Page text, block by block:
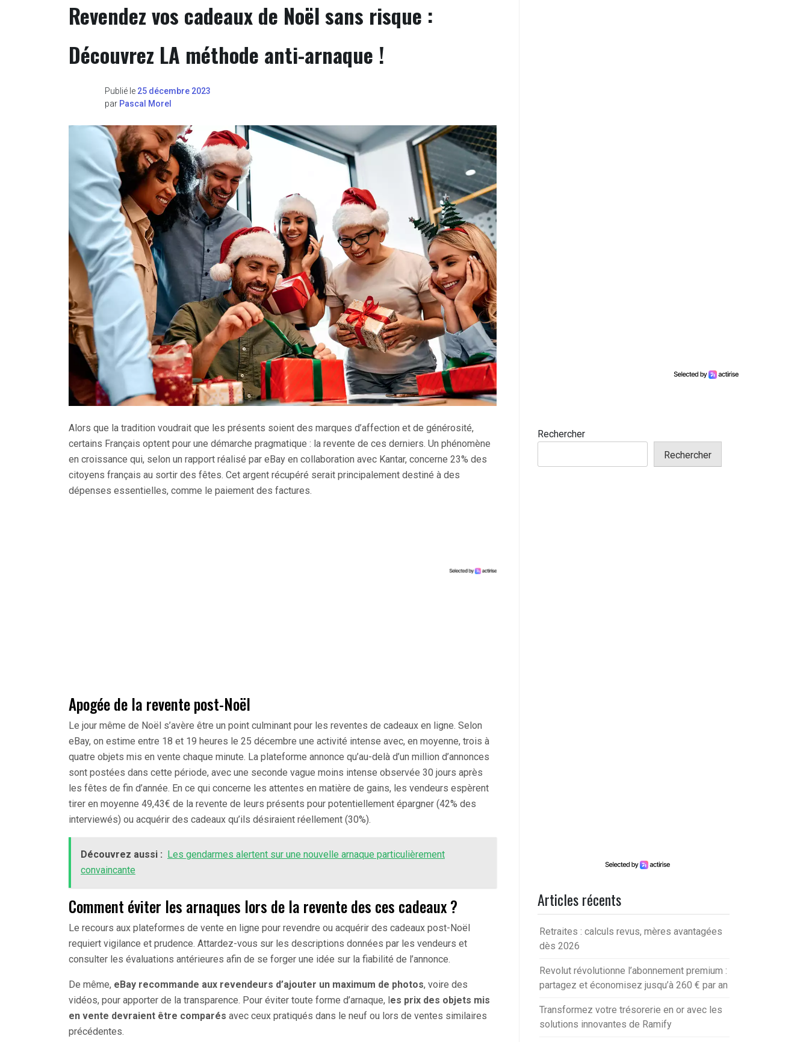
Revendez vos cadeaux de Noël sans risque :
Découvrez LA méthode anti-arnaque !
Publié le 25 décembre 2023
par Pascal Morel
Alors que la tradition voudrait que les présents soient des marques d’affection et de générosité,
certains Français optent pour une démarche pragmatique : la revente de ces derniers. Un phénomène
en croissance qui, selon un rapport réalisé par eBay en collaboration avec Kantar, concerne 23% des
citoyens français au sortir des fêtes. Cet argent récupéré serait principalement destiné à des
dépenses essentielles, comme le paiement des factures.
Apogée de la revente post-Noël
Le jour même de Noël s’avère être un point culminant pour les reventes de cadeaux en ligne. Selon
eBay, on estime entre 18 et 19 heures le 25 décembre une activité intense avec, en moyenne, trois à
quatre objets mis en vente chaque minute. La plateforme annonce qu’au-delà d’un million d’annonces
sont postées dans cette période, avec une seconde vague moins intense observée 30 jours après
les fêtes de fin d’année. En ce qui concerne les attentes en matière de gains, les vendeurs espèrent
tirer en moyenne 49,43€ de la revente de leurs présents pour potentiellement épargner (42% des
interviewés) ou acquérir des cadeaux qu’ils désiraient réellement (30%).
Découvrez aussi : Les gendarmes alertent sur une nouvelle arnaque particulièrement
convaincante
Comment éviter les arnaques lors de la revente des ces cadeaux ?
Le recours aux plateformes de vente en ligne pour revendre ou acquérir des cadeaux post-Noël
requiert vigilance et prudence. Attardez-vous sur les descriptions données par les vendeurs et
consulter les évaluations antérieures afin de se forger une idée sur la fiabilité de l’annonce.
De même, eBay recommande aux revendeurs d’ajouter un maximum de photos, voire des
vidéos, pour apporter de la transparence. Pour éviter toute forme d’arnaque, les prix des objets mis
en vente devraient être comparés avec ceux pratiqués dans le neuf ou lors de ventes similaires
précédentes.
Rechercher
Rechercher
Articles récents
Retraites : calculs revus, mères avantagées
dès 2026
Revolut révolutionne l’abonnement premium :
partagez et économisez jusqu’à 260 € par an
Transformez votre trésorerie en or avec les
solutions innovantes de Ramify